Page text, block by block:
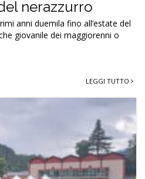
nerazzurro
anni duemila fino all’estate del
giovanile dei maggiorenni o
LEGGI TUTTO